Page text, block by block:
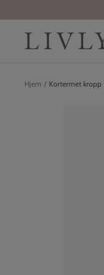
over
Hjem Kortermet kropp